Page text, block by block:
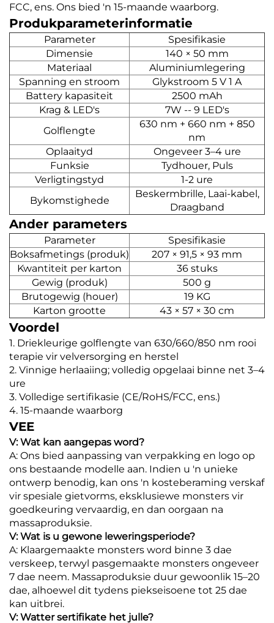
FCC, ens. Ons bied 'n 15-maande waarborg.
Produkparameterinformatie
Parameter
Spesifikasie
Dimensie
140 × 50 mm
Materiaal
Aluminiumlegering
Spanning en stroom
Glykstroom 5 V 1 A
Battery kapasiteit
2500 mAh
Krag & LED's
7W -- 9 LED's
Golflengte
630 nm + 660 nm + 850
nm
Oplaaityd
Ongeveer 3–4 ure
Funksie
Tydhouer, Puls
Verligtingstyd
1-2 ure
Bykomstighede
Beskermbrille, Laai-kabel,
Draagband
Ander parameters
Parameter
Spesifikasie
Boksafmetings (produk)
207 × 91,5 × 93 mm
Kwantiteit per karton
36 stuks
Gewig (produk)
500 g
Brutogewig (houer)
19 KG
Karton grootte
43 × 57 × 30 cm
Voordel
1. Driekleurige golflengte van 630/660/850 nm rooi
terapie vir velversorging en herstel
2. Vinnige herlaaiing; volledig opgelaai binne net 3–4
ure
3. Volledige sertifikasie (CE/RoHS/FCC, ens.)
4. 15-maande waarborg
VEE
V: Wat kan aangepas word?
A: Ons bied aanpassing van verpakking en logo op
ons bestaande modelle aan. Indien u 'n unieke
ontwerp benodig, kan ons 'n kosteberaming verskaf
vir spesiale gietvorms, eksklusiewe monsters vir
goedkeuring vervaardig, en dan oorgaan na
massaproduksie.
V: Wat is u gewone leweringsperiode?
A: Klaargemaakte monsters word binne 3 dae
verskeep, terwyl pasgemaakte monsters ongeveer
7 dae neem. Massaproduksie duur gewoonlik 15–20
dae, alhoewel dit tydens piekseisoene tot 25 dae
kan uitbrei.
V: Watter sertifikate het julle?